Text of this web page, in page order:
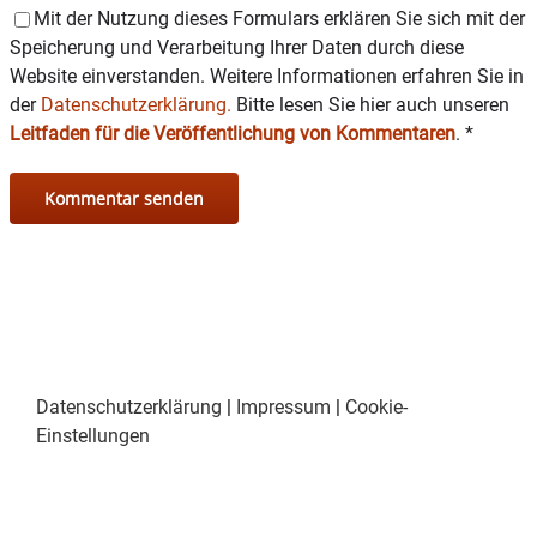
Mit der Nutzung dieses Formulars erklären Sie sich mit der
Speicherung und Verarbeitung Ihrer Daten durch diese
Website einverstanden. Weitere Informationen erfahren Sie in
der Datenschutzerklärung. Bitte lesen Sie hier auch unseren
Leitfaden für die Veröffentlichung von Kommentaren. *
Datenschutzerklärung | Impressum | Cookie-
Einstellungen